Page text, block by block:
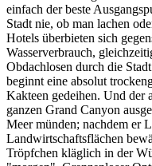
einfach der beste
Stadt nie, ob man lachen
Hotels überbieten sich
Wasserverbrauch,
Obdachlosen durch die
beginnt eine absolut
Kakteen gedeihen. Und der
ganzen Grand Canyon
Meer münden; nachdem er
Landwirtschaftsflächen
Tröpfchen kläglich in der